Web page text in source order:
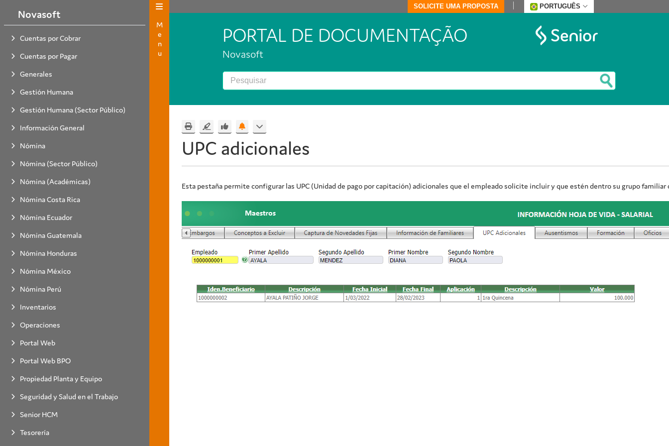
Novasoft
Cuentas por Cobrar
Cuentas por Pagar
Generales
Gestión Humana
Gestión Humana (Sector Público)
Información General
Nómina
Nómina (Sector Público)
Nómina (Académicas)
Nómina Costa Rica
Nómina Ecuador
Nómina Guatemala
Nómina Honduras
Nómina México
Nómina Perú
Inventarios
Operaciones
Portal Web
Portal Web BPO
Propiedad Planta y Equipo
Seguridad y Salud en el Trabajo
Senior HCM
Tesorería
Menu
SOLICITE UMA PROPOSTA PORTUGUÊS
PORTAL DE DOCUMENTAÇÃO
Novasoft
UPC adicionales
Esta pestaña permite configurar las UPC (Unidad de pago por capitación) adicionales que el empleado solicite incluir y que estén dentro su grupo